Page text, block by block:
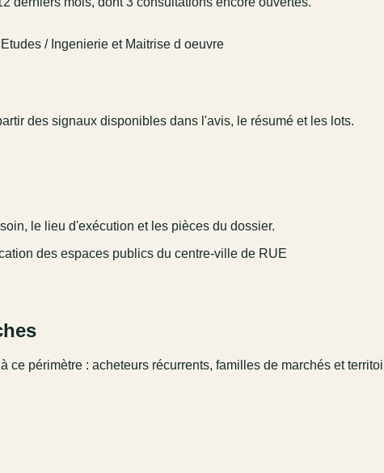
/ Ingenierie et Maitrise d oeuvre
des signaux disponibles dans l'avis, le résumé et les lots.
le lieu d'exécution et les pièces du dossier.
des espaces publics du centre-ville de RUE
périmètre : acheteurs récurrents, familles de marchés et